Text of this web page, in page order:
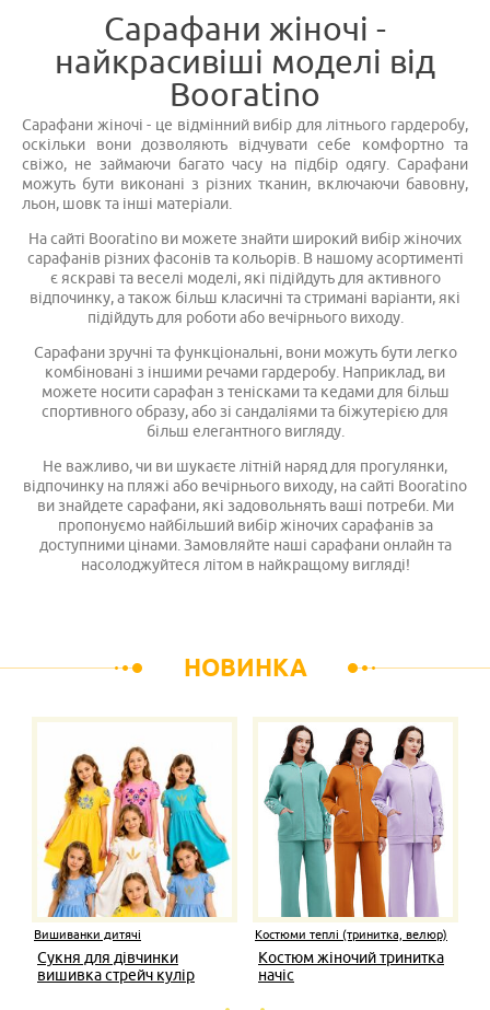
Сарафани жіночі -
найкрасивіші моделі від
Booratino
Сарафани жіночі - це відмінний вибір для літнього гардеробу,
оскільки вони дозволяють відчувати себе комфортно та
свіжо, не займаючи багато часу на підбір одягу. Сарафани
можуть бути виконані з різних тканин, включаючи бавовну,
льон, шовк та інші матеріали.
На сайті Booratino ви можете знайти широкий вибір жіночих
сарафанів різних фасонів та кольорів. В нашому асортименті
є яскраві та веселі моделі, які підійдуть для активного
відпочинку, а також більш класичні та стримані варіанти, які
підійдуть для роботи або вечірнього виходу.
Сарафани зручні та функціональні, вони можуть бути легко
комбіновані з іншими речами гардеробу. Наприклад, ви
можете носити сарафан з тенісками та кедами для більш
спортивного образу, або зі сандаліями та біжутерією для
більш елегантного вигляду.
Не важливо, чи ви шукаєте літній наряд для прогулянки,
відпочинку на пляжі або вечірнього виходу, на сайті Booratino
ви знайдете сарафани, які задовольнять ваші потреби. Ми
пропонуємо найбільший вибір жіночих сарафанів за
доступними цінами. Замовляйте наші сарафани онлайн та
насолоджуйтеся літом в найкращому вигляді!
НОВИНКА
Вишиванки дитячі
Сукня для дівчинки
вишивка стрейч кулір
Костюми теплі (тринитка, велюр)
Костюм жіночий тринитка
начіс